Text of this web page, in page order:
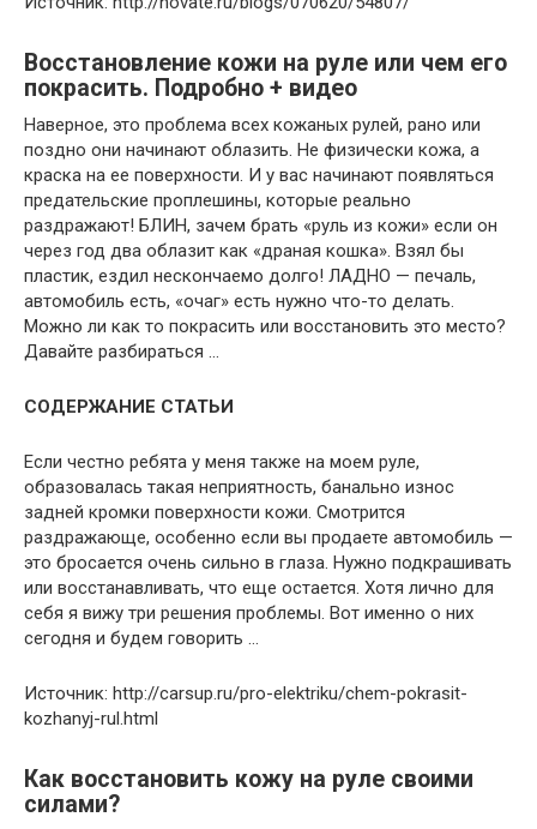
Восстановление кожи на руле или чем его
покрасить. Подробно + видео
Наверное, это проблема всех кожаных рулей, рано или
поздно они начинают облазить. Не физически кожа, а
краска на ее поверхности. И у вас начинают появляться
предательские проплешины, которые реально
раздражают! БЛИН, зачем брать «руль из кожи» если он
через год два облазит как «драная кошка». Взял бы
пластик, ездил нескончаемо долго! ЛАДНО — печаль,
автомобиль есть, «очаг» есть нужно что-то делать.
Можно ли как то покрасить или восстановить это место?
Давайте разбираться …
СОДЕРЖАНИЕ СТАТЬИ
Если честно ребята у меня также на моем руле,
образовалась такая неприятность, банально износ
задней кромки поверхности кожи. Смотрится
раздражающе, особенно если вы продаете автомобиль —
это бросается очень сильно в глаза. Нужно подкрашивать
или восстанавливать, что еще остается. Хотя лично для
себя я вижу три решения проблемы. Вот именно о них
сегодня и будем говорить …
Источник: http://carsup.ru/pro-elektriku/chem-pokrasit-
kozhanyj-rul.html
Как восстановить кожу на руле своими
силами?